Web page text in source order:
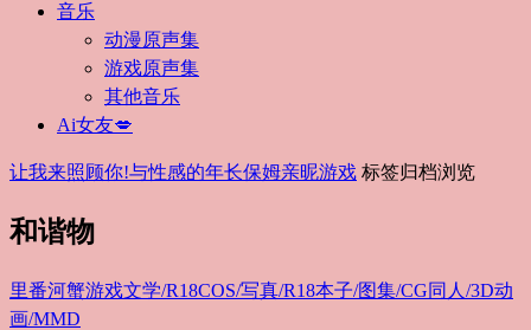
音乐
动漫原声集
游戏原声集
其他音乐
Ai女友💋
让我来照顾你!与性感的年长保姆亲昵游戏 标签归档浏览
和谐物
里番河蟹游戏文学/R18COS/写真/R18本子/图集/CG同人/3D动
画/MMD